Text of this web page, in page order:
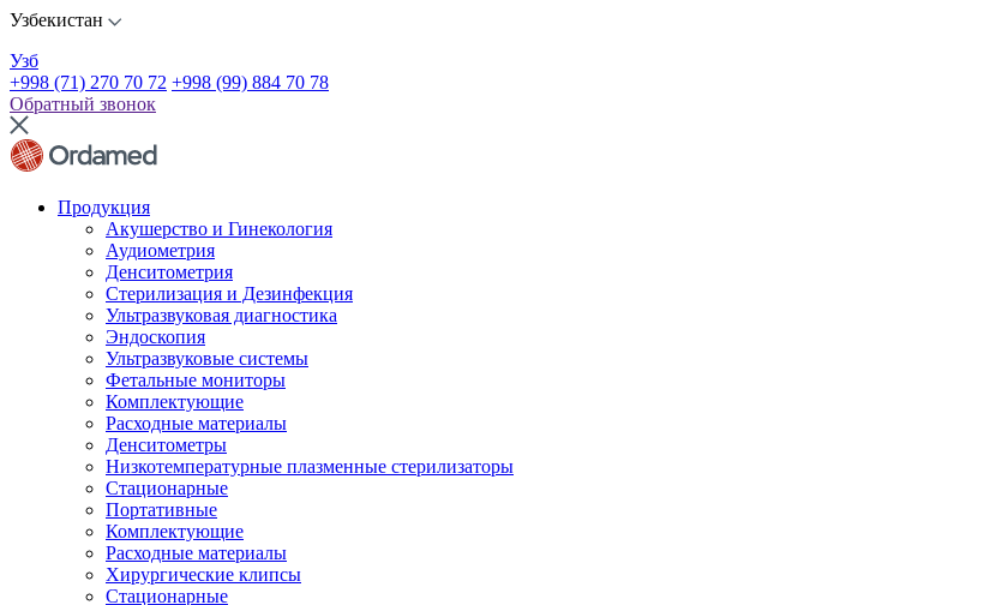
Узбекистан
Узб
+998 (71) 270 70 72 +998 (99) 884 70 78
Обратный звонок
Продукция
Акушерство и Гинекология
Аудиометрия
Денситометрия
Стерилизация и Дезинфекция
Ультразвуковая диагностика
Эндоскопия
Ультразвуковые системы
Фетальные мониторы
Комплектующие
Расходные материалы
Денситометры
Низкотемпературные плазменные стерилизаторы
Стационарные
Портативные
Комплектующие
Расходные материалы
Хирургические клипсы
Стационарные